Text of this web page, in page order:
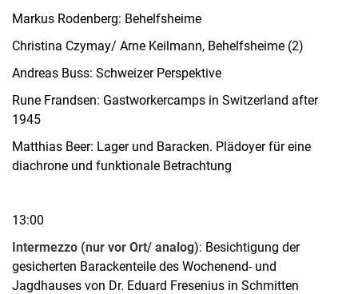
Markus Rodenberg: Behelfsheime
Christina Czymay/ Arne Keilmann, Behelfsheime (2)
Andreas Buss: Schweizer Perspektive
Rune Frandsen: Gastworkercamps in Switzerland after
1945
Matthias Beer: Lager und Baracken. Plädoyer für eine
diachrone und funktionale Betrachtung
13:00
Intermezzo (nur vor Ort/ analog): Besichtigung der
gesicherten Barackenteile des Wochenend- und
Jagdhauses von Dr. Eduard Fresenius in Schmitten